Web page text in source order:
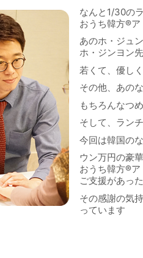
なんと1/30の
おうち韓方®︎
あのホ・ジュ
ホ・ジンヨン
若くて、優し
その他、あの
もちろんなつ
そして、ラン
今回は韓国の
ウン万円の豪
おうち韓方®︎
ご支援があっ
その感謝の気
っています